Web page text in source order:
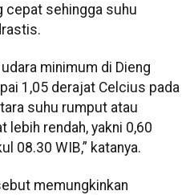
cepat sehingga suhu
minimum di Dieng
1,05 derajat Celcius pada
suhu rumput atau
lebih rendah, yakni 0,60
08.30 WIB,” katanya.
memungkinkan